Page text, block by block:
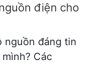
điện cho
nguồn đáng tin
Các